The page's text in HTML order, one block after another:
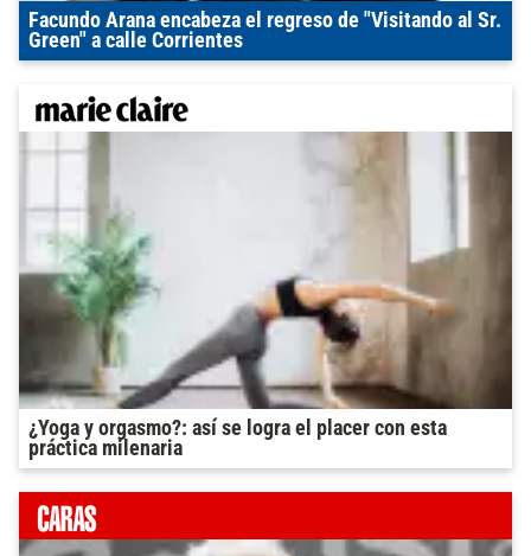
Facundo Arana encabeza el regreso de "Visitando al Sr.
Green" a calle Corrientes
¿Yoga y orgasmo?: así se logra el placer con esta
práctica milenaria